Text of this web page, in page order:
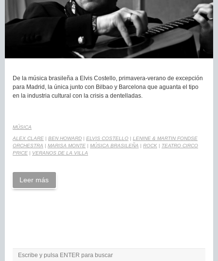
De la música brasileña a Elvis Costello, primavera-verano de excepción
para Madrid, la única junto con Bilbao y Barcelona que aguanta el tipo
en la industria cultural con la crisis a dentelladas.
MÚSICA
ALEX CLARE | BEN HOWARD | ELVIS COSTELLO | LENINE & MARTIN FONDSE
ORCHESTRA | MARISA MONTE | MÚSICA BRASILEÑA | ROCK | TEATRO CIRCO
PRICE | VERANOS DE LA VILLA
Leer más